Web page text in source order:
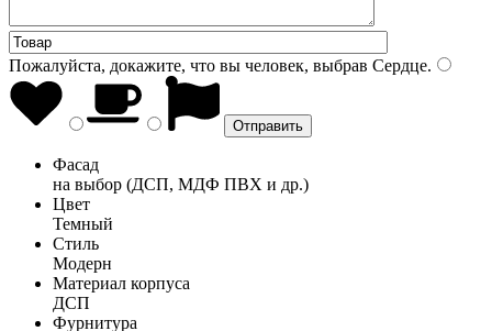
Пожалуйста, докажите, что вы человек, выбрав Сердце.
Фасад
на выбор (ДСП, МДФ ПВХ и др.)
Цвет
Темный
Стиль
Модерн
Материал корпуса
ДСП
Фурнитура